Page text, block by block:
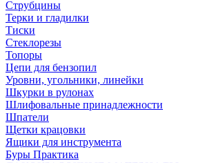
Струбцины
Терки и гладилки
Тиски
Стеклорезы
Топоры
Цепи для бензопил
Уровни, угольники, линейки
Шкурки в рулонах
Шлифовальные принадлежности
Шпатели
Щетки крацовки
Ящики для инструмента
Буры Практика